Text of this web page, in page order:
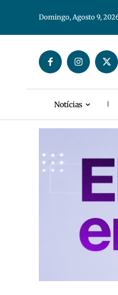
Domingo, Agosto 9,
Notícias